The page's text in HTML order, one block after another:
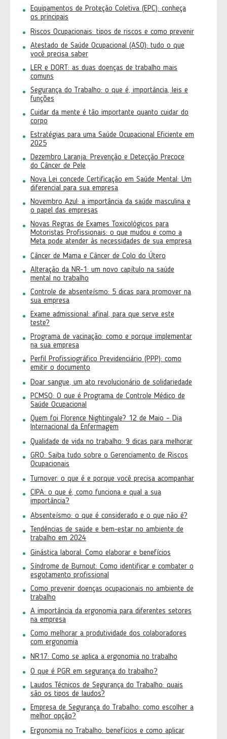
Equipamentos de Proteção Coletiva (EPC): conheça
os principais
Riscos Ocupacionais: tipos de riscos e como prevenir
Atestado de Saúde Ocupacional (ASO): tudo o que
você precisa saber
LER e DORT: as duas doenças de trabalho mais
comuns
Segurança do Trabalho: o que é, importância, leis e
funções
Cuidar da mente é tão importante quanto cuidar do
corpo
Estratégias para uma Saúde Ocupacional Eficiente em
2025
Dezembro Laranja: Prevenção e Detecção Precoce
do Câncer de Pele
Nova Lei concede Certificação em Saúde Mental: Um
diferencial para sua empresa
Novembro Azul: a importância da saúde masculina e
o papel das empresas
Novas Regras de Exames Toxicológicos para
Motoristas Profissionais: o que mudou e como a
Meta pode atender às necessidades de sua empresa
Câncer de Mama e Câncer de Colo do Útero
Alteração da NR-1: um novo capítulo na saúde
mental no trabalho
Controle de absenteísmo: 5 dicas para promover na
sua empresa
Exame admissional: afinal, para que serve este
teste?
Programa de vacinação: como e porque implementar
na sua empresa
Perfil Profissiográfico Previdenciário (PPP): como
emitir o documento
Doar sangue, um ato revolucionário de solidariedade
PCMSO: O que é Programa de Controle Médico de
Saúde Ocupacional
Quem foi Florence Nightingale? 12 de Maio – Dia
Internacional da Enfermagem
Qualidade de vida no trabalho: 9 dicas para melhorar
GRO: Saiba tudo sobre o Gerenciamento de Riscos
Ocupacionais
Turnover: o que é e porque você precisa acompanhar
CIPA: o que é, como funciona e qual a sua
importância?
Absenteísmo: o que é considerado e o que não é?
Tendências de saúde e bem-estar no ambiente de
trabalho em 2024
Ginástica laboral: Como elaborar e benefícios
Síndrome de Burnout: Como identificar e combater o
esgotamento profissional
Como prevenir doenças ocupacionais no ambiente de
trabalho
A importância da ergonomia para diferentes setores
na empresa
Como melhorar a produtividade dos colaboradores
com ergonomia
NR17: Como se aplica a ergonomia no trabalho
O que é PGR em segurança do trabalho?
Laudos Técnicos de Segurança do Trabalho: quais
são os tipos de laudos?
Empresa de Segurança do Trabalho: como escolher a
melhor opção?
Ergonomia no Trabalho: benefícios e como aplicar